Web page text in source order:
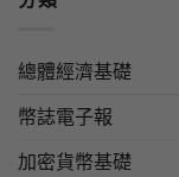
總體經濟基礎
幣誌電子報
加密貨幣基礎